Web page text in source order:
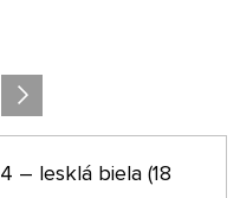
ABECEDNE
64 NA STRÁNKE
– lesklá biela (18